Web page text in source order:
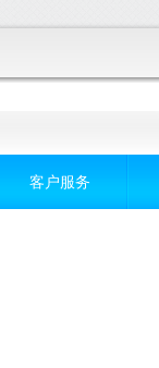
客户服务